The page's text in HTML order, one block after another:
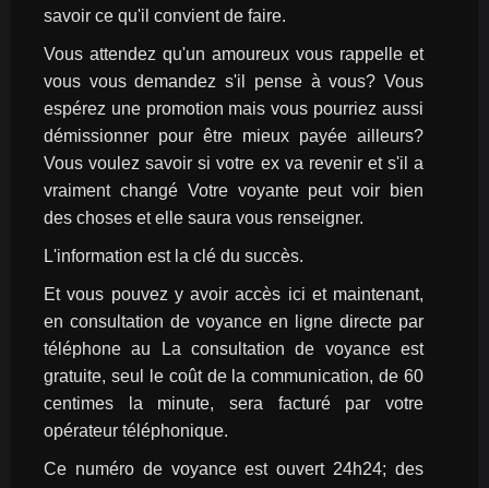
savoir ce qu'il convient de faire.
Vous attendez qu'un amoureux vous rappelle et
vous vous demandez s'il pense à vous? Vous
espérez une promotion mais vous pourriez aussi
démissionner pour être mieux payée ailleurs?
Vous voulez savoir si votre ex va revenir et s'il a
vraiment changé Votre voyante peut voir bien
des choses et elle saura vous renseigner.
L'information est la clé du succès.
Et vous pouvez y avoir accès ici et maintenant,
en consultation de voyance en ligne directe par
téléphone au La consultation de voyance est
gratuite, seul le coût de la communication, de 60
centimes la minute, sera facturé par votre
opérateur téléphonique.
Ce numéro de voyance est ouvert 24h24; des